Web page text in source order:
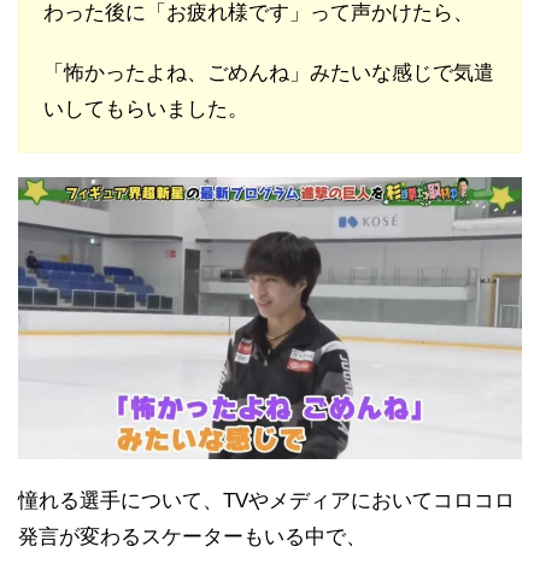
わった後に「お疲れ様です」って声かけたら、
「怖かったよね、ごめんね」みたいな感じで気遣
いしてもらいました。
憧れる選手について、TVやメディアにおいてコロコロ
発言が変わるスケーターもいる中で、